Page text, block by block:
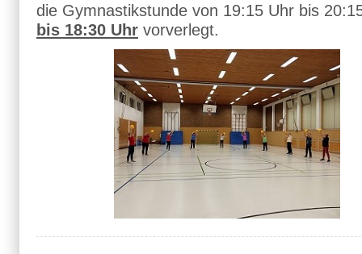
die Gymnastikstunde von 19:15 Uhr bis
bis 18:30 Uhr vorverlegt.